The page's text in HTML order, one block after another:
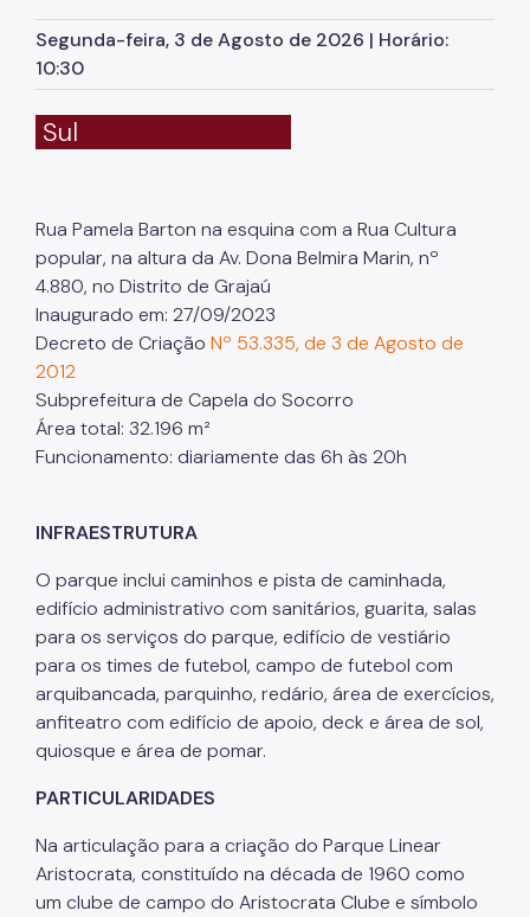
Parques Urbanos
Unidades de Conservação
Viveiros Municipais
Educação Ambiental UMAPAZ
Programação
Planetários
Planejamento Ambiental
Informações Ambientais
Licenciamento Ambiental
Licenciamento Ambiental Industrial
Licenciamento Ambiental Não-Industrial
Heliponto
Áreas Contaminadas
Estudos Ambientais
Segunda-feira, 3 de Agosto de 2026 | Horário:
10:30
Sul
Rua Pamela Barton na esquina com a Rua Cultura
popular, na altura da Av. Dona Belmira Marin, nº
4.880, no Distrito de Grajaú
Inaugurado em: 27/09/2023
Decreto de Criação Nº 53.335, de 3 de Agosto de
2012
Subprefeitura de Capela do Socorro
Área total: 32.196 m²
Funcionamento: diariamente das 6h às 20h
INFRAESTRUTURA
O parque inclui caminhos e pista de caminhada,
edifício administrativo com sanitários, guarita, salas
para os serviços do parque, edifício de vestiário
para os times de futebol, campo de futebol com
arquibancada, parquinho, redário, área de exercícios,
anfiteatro com edifício de apoio, deck e área de sol,
quiosque e área de pomar.
PARTICULARIDADES
Na articulação para a criação do Parque Linear
Aristocrata, constituído na década de 1960 como
um clube de campo do Aristocrata Clube e símbolo